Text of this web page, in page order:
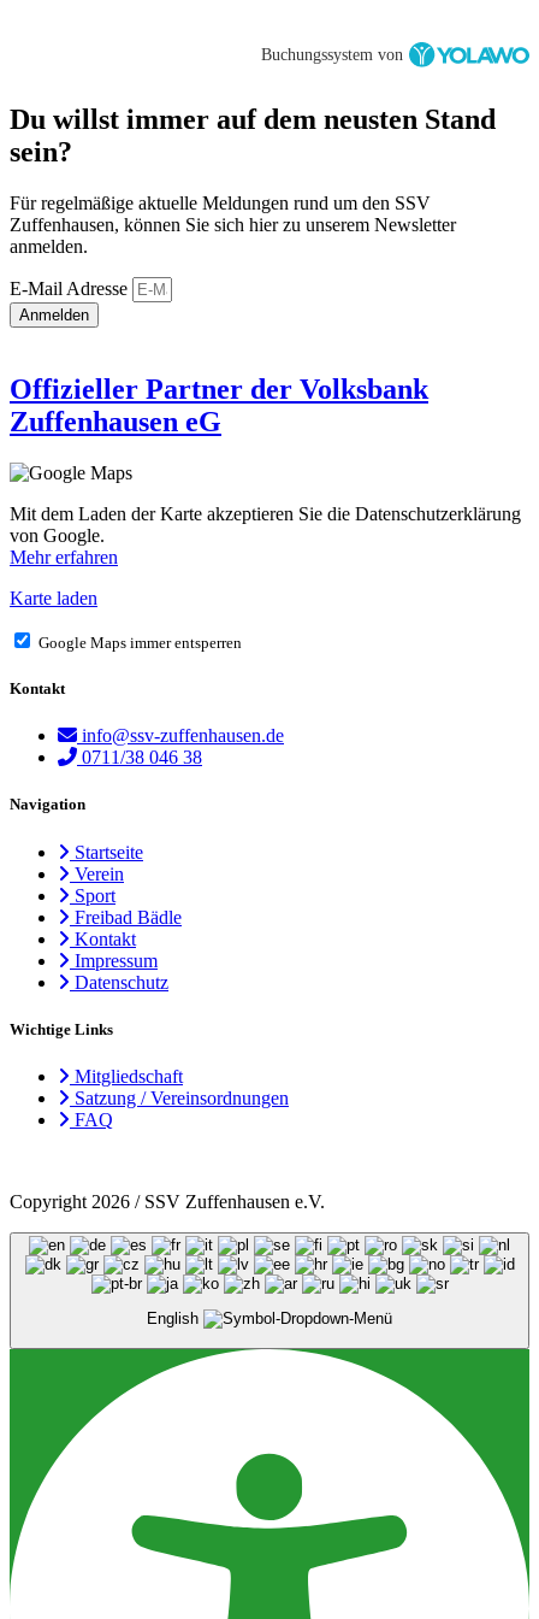
Buchungssystem von
Du willst immer auf dem neusten Stand
sein?
Für regelmäßige aktuelle Meldungen rund um den SSV
Zuffenhausen, können Sie sich hier zu unserem Newsletter
anmelden.
E-Mail Adresse
Anmelden
Offizieller Partner der Volksbank
Zuffenhausen eG
Mit dem Laden der Karte akzeptieren Sie die Datenschutzerklärung
von Google.
Mehr erfahren
Karte laden
Google Maps immer entsperren
Kontakt
info@ssv-zuffenhausen.de
0711/38 046 38
Navigation
Startseite
Verein
Sport
Freibad Bädle
Kontakt
Impressum
Datenschutz
Wichtige Links
Mitgliedschaft
Satzung / Vereinsordnungen
FAQ
Copyright 2026 / SSV Zuffenhausen e.V.
English